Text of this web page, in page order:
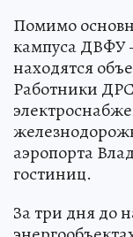
Помимо
кампуса ДВФУ
находятся
Работники
аэропорта
гостиниц.
За три дня до